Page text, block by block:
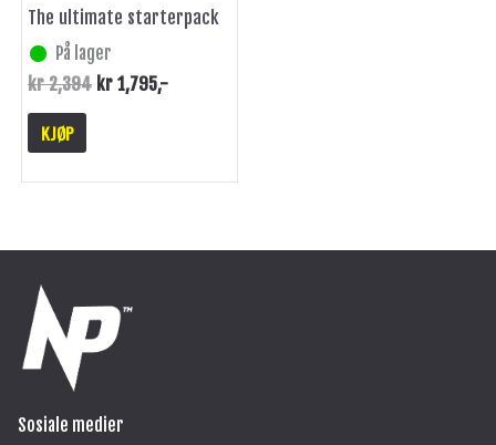
The ultimate starterpack
På lager
kr2,394 kr1,795,-
KJØP
Sosiale medier